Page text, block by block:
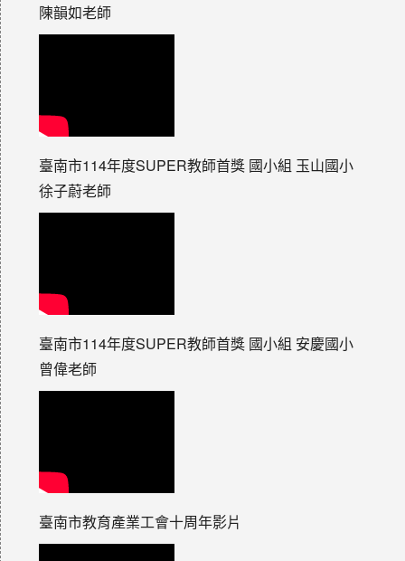
陳韻如老師
臺南市114年度SUPER教師首獎 國小組 玉山國小
徐子蔚老師
臺南市114年度SUPER教師首獎 國小組 安慶國小
曾偉老師
臺南市教育產業工會十周年影片